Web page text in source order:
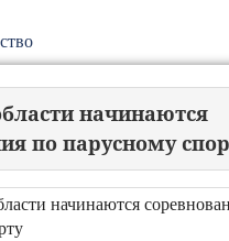
начинаются
по парусному